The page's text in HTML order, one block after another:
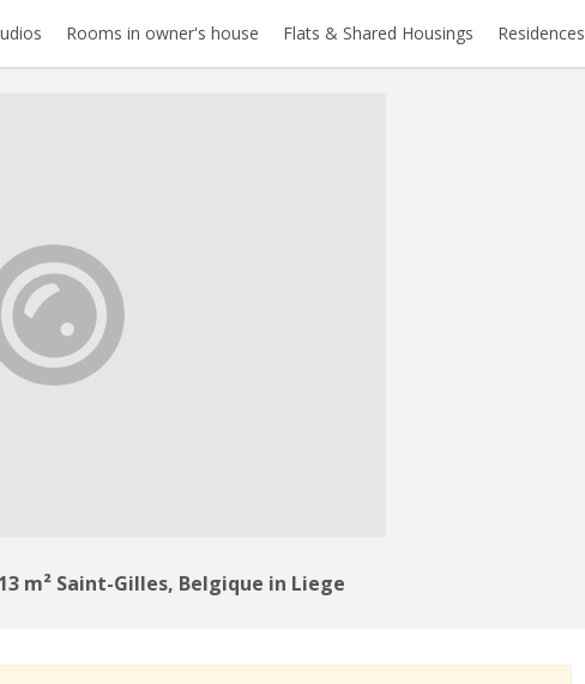
Rooms in owner's house Flats & Shared Housings Residences
m² Saint-Gilles, Belgique in Liege